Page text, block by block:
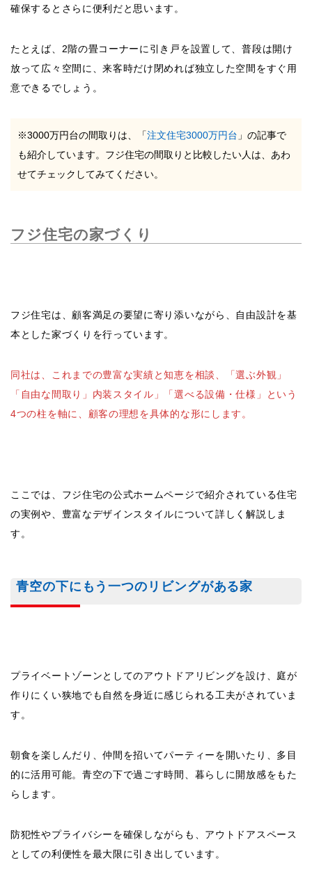
確保するとさらに便利だと思います。
たとえば、2階の畳コーナーに引き戸を設置して、普段は開け
放って広々空間に、来客時だけ閉めれば独立した空間をすぐ用
意できるでしょう。
※3000万円台の間取りは、「注文住宅3000万円台 」の記事で
も紹介しています。フジ住宅の間取りと比較したい人は、あわ
せてチェックしてみてください。
フジ住宅の家づくり
フジ住宅は、顧客満足の要望に寄り添いながら、自由設計を基
本とした家づくりを行っています。
同社は、これまでの豊富な実績と知恵を相談、「選ぶ外観」
「自由な間取り」内装スタイル」「選べる設備・仕様」という
4つの柱を軸に、顧客の理想を具体的な形にします。
ここでは、フジ住宅の公式ホームページで紹介されている住宅
の実例や、豊富なデザインスタイルについて詳しく解説しま
す。
青空の下にもう一つのリビングがある家
プライベートゾーンとしてのアウトドアリビングを設け、庭が
作りにくい狭地でも自然を身近に感じられる工夫がされていま
す。
朝食を楽しんだり、仲間を招いてパーティーを開いたり、多目
的に活用可能。青空の下で過ごす時間、暮らしに開放感をもた
らします。
防犯性やプライバシーを確​​保しながらも、アウトドアスペース
としての利便性を最大限に引き出しています。